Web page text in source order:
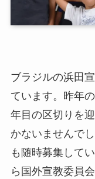
ブラジルの浜田
ています。昨年
年目の区切りを
かないませんで
も随時募集して
ら国外宣教委員